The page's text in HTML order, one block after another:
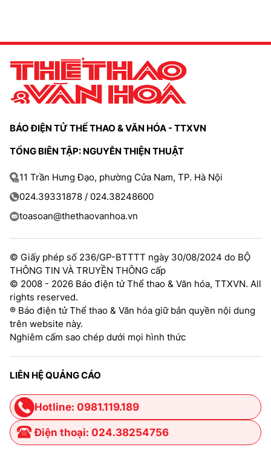
BÁO ĐIỆN TỬ THỂ THAO & VĂN HÓA - TTXVN
TỔNG BIÊN TẬP: NGUYỄN THIỆN THUẬT
11 Trần Hưng Đạo, phường Cửa Nam, TP. Hà Nội
024.39331878 / 024.38248600
toasoan@thethaovanhoa.vn
© Giấy phép số 236/GP-BTTTT ngày 30/08/2024 do BỘ
THÔNG TIN VÀ TRUYỀN THÔNG cấp
© 2008 - 2026 Báo điện tử Thể thao & Văn hóa, TTXVN. All
rights reserved.
® Báo điện tử Thể thao & Văn hóa giữ bản quyền nội dung
trên website này.
Nghiêm cấm sao chép dưới mọi hình thức
LIÊN HỆ QUẢNG CÁO
Hotline: 0981.119.189
Điện thoại: 024.38254756